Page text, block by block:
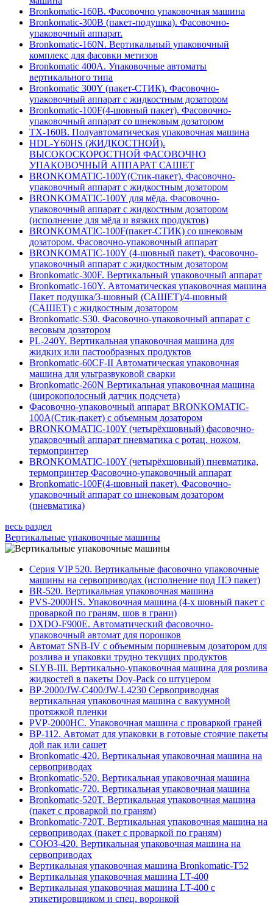
Bronkomatic-160B. Фасовочно упаковочная машина
Bronkomatic-300B (пакет-подушка). Фасовочно-
упаковочный аппарат.
Bronkomatic-160N. Вертикальный упаковочный
комплекс для фасовки метизов
Вronkomatic 400A. Упаковочные автоматы
вертикального типа
Bronkomatic 300Y (пакет-СТИК). Фасовочно-
упаковочный аппарат с жидкостным дозатором
Bronkomatic-100F(4-шовный пакет). Фасовочно-
упаковочный аппарат со шнековым дозатором
TX-160B. Полуавтоматическая упаковочная машина
HDL-Y60HS (ЖИДКОСТНОЙ).
ВЫСОКОСКОРОСТНОЙ ФАСОВОЧНО
УПАКОВОЧНЫЙ АППАРАТ САШЕТ
BRONKOMATIC-100Y(Стик-пакет). Фасовочно-
упаковочный аппарат с жидкостным дозатором
BRONKOMATIC-100Y для мёда. Фасовочно-
упаковочный аппарат с жидкостным дозатором
(исполнение для мёда и вязких продуктов)
BRONKOMATIC-100F(пакет-СТИК) со шнековым
дозатором. Фасовочно-упаковочный аппарат
BRONKOMATIC-100Y (4-шовный пакет). Фасовочно-
упаковочный аппарат с жидкостным дозатором
Bronkomatic-300F. Вертикальный упаковочный аппарат
Bronkomatic-160Y. Автоматическая упаковочная машина
Пакет подушка/3-шовный (САШЕТ)/4-шовный
(САШЕТ) с жидкостным дозатором
Bronkomatic-S30. Фасовочно-упаковочный аппарат с
весовым дозатором
PL-240Y. Вертикальная упаковочная машина для
жидких или пастообразных продуктов
Bronkomatic-60CF-II Автоматическая упаковочная
машина для ультразвуковой сварки
Bronkomatic-260N Вертикальная упаковочная машина
(широкополосный датчик подсчета)
Фасовочно-упаковочный аппарат BRONKOMATIC-
100A(Стик-пакет) с объемным дозатором
BRONKOMATIC-100Y (четырёхшовный) фасовочно-
упаковочный аппарат пневматика с ротац. ножом,
термопринтер
BRONKOMATIC-100Y (четырёхшовный) пневматика,
термопринтер Фасовочно-упаковочный аппарат
Bronkomatic-100F(4-шовный пакет). Фасовочно-
упаковочный аппарат со шнековым дозатором
(пневматика)
весь раздел
Вертикальные упаковочные машины
Серия VIP 520. Вертикальные фасовочно упаковочные
машины на сервоприводах (исполнение под ПЭ пакет)
BR-520. Вертикальная упаковочная машина
PVS-2000HS. Упаковочная машина (4-х шовный пакет с
проваркой по граням, шов в грани)
DXDO-F900E. Автоматический фасовочно-
упаковочный автомат для порошков
Автомат SNB-IV с объемным поршневым дозатором для
розлива и упаковки трудно текущих продуктов
SLYB-III. Вертикально-упаковочная машина для розлива
жидкостей в пакеты Doy-Pack со штуцером
BP-2000/JW-C400/JW-L4230 Сервоприводная
вертикальная упаковочная машина с вакуумной
протяжкой пленки
PVP-2000HC. Упаковочная машина с проваркой граней
BP-112. Автомат для упаковки в готовые стоячие пакеты
дой пак или сашет
Bronkomatic-420. Вертикальная упаковочная машина на
сервоприводах
Bronkomatic-520. Вертикальная упаковочная машина
Bronkomatic-720. Вертикальная упаковочная машина
Bronkomatic-520T. Вертикальная упаковочная машина
(пакет с проваркой по граням)
Bronkomatic-720T. Вертикальная упаковочная машина на
сервоприводах (пакет с проваркой по граням)
СОЮЗ-420. Вертикальная упаковочная машина на
сервоприводах
Вертикальная упаковочная машина Bronkomatic-T52
Вертикальная упаковочная машина LT-400
Вертикальная упаковочная машина LT-400 с
этикетировщиком и спец. воронкой